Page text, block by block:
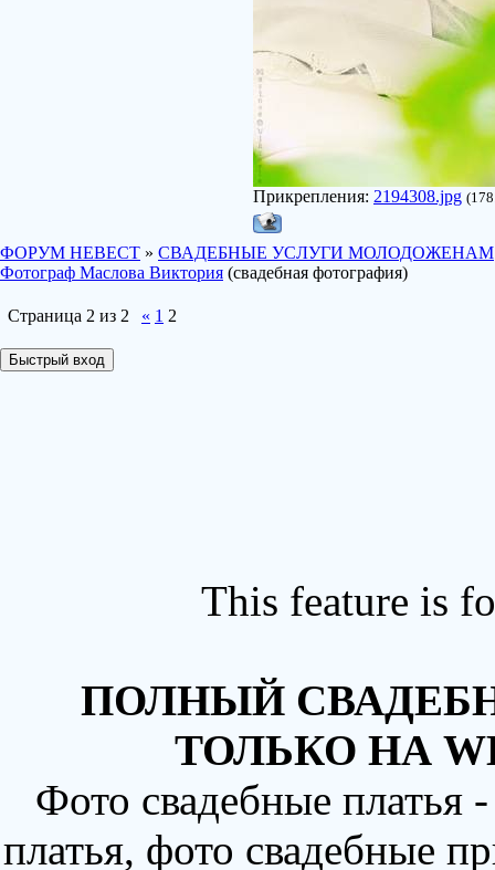
Прикрепления: 2194308.jpg
ФОРУМ НЕВЕСТ » СВАДЕБНЫЕ УСЛУГИ МОЛОДОЖЕНАМ
Фотограф Маслова Виктория (свадебная фотография)
Страница 2 из 2 « 1 2
This feature is
ПОЛНЫЙ
ТОЛЬКО НА
Фото свадебные
платья, фото свадебные